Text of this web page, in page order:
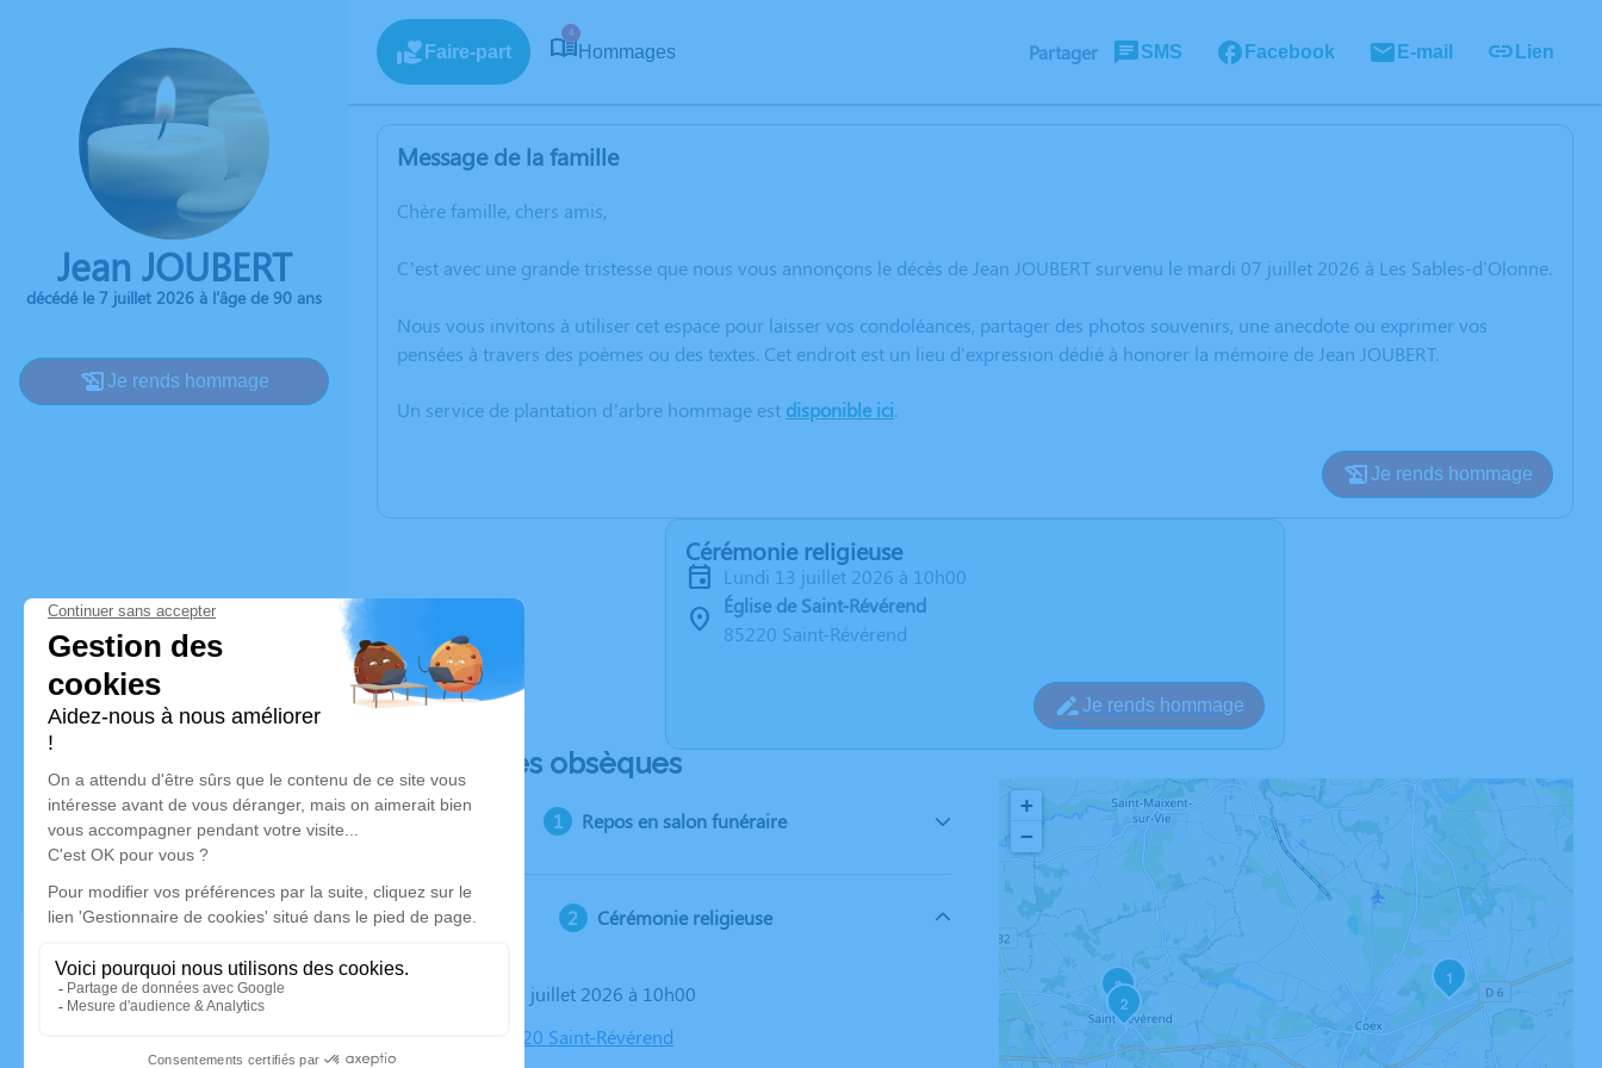
Jean JOUBERT
décédé le 7 juillet 2026 à l'âge de 90 ans
Je rends hommage
Faire-part
4
Hommages Partager SMS Facebook E-mail Lien
Message de la famille
Chère famille, chers amis,
C’est avec une grande tristesse que nous vous annonçons le décès de Jean JOUBERT survenu le mardi 07 juillet 2026 à Les Sables-d'Olonne.
Nous vous invitons à utiliser cet espace pour laisser vos condoléances, partager des photos souvenirs, une anecdote ou exprimer vos
pensées à travers des poèmes ou des textes. Cet endroit est un lieu d'expression dédié à honorer la mémoire de Jean JOUBERT.
Un service de plantation d’arbre hommage est disponible ici.
Je rends hommage
Cérémonie religieuse
lundi 13 juillet 2026 à 10h00
Église de Saint-Révérend
85220 Saint-Révérend
Je rends hommage
Déroulé des obsèques
Repos en salon funéraire
Cérémonie religieuse
Le lundi 13 juillet 2026 à 10h00
Église, 85220 Saint-Révérend
1
2
3
+
−